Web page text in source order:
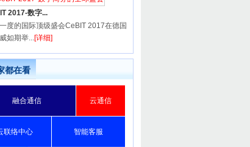
2017-数字...
度的国际顶级盛会CeBIT 2017在德国
如期举...[详细]
都在看
融合通信 云通信
联络中心 智能客服